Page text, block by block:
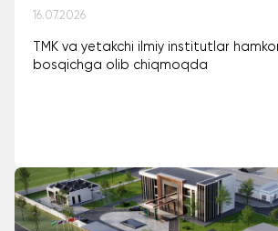
16.07.2026
TMK va yetakchi ilmiy institutlar
bosqichga olib chiqmoqda